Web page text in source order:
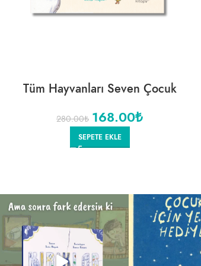
Tüm Hayvanları Seven Çocuk
280.00₺ 168.00₺
SEPETE EKLE